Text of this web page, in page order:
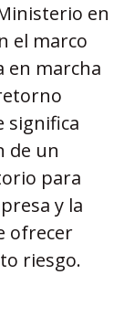
en
el marco
en marcha
significa
de un
para
y la
ofrecer
riesgo.